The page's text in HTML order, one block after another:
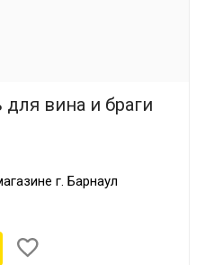
для вина и браги
г. Барнаул